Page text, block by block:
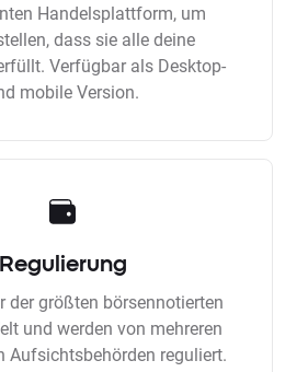
Handelsplattform, um
dass sie alle deine
Verfügbar als Desktop-
mobile Version.
Regulierung
der größten börsennotierten
und werden von mehreren
Aufsichtsbehörden reguliert.